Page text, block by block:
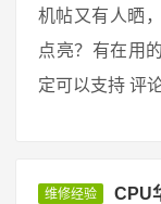
机帖又有人晒
点亮？有在用
定可以支持 评
维修经验 CPU